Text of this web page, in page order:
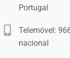
Portugal
Telemóvel:
nacional